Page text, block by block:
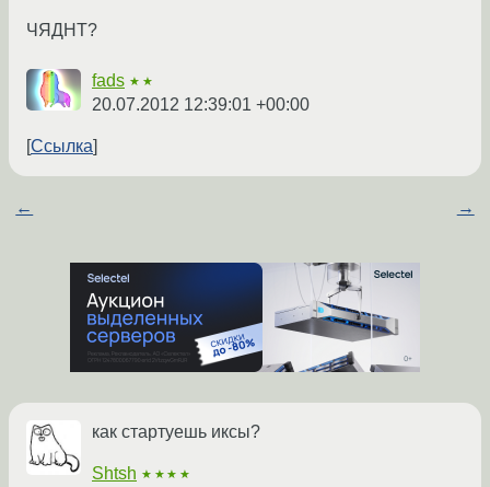
ЧЯДНТ?
fads ★★
20.07.2012 12:39:01 +00:00
Ссылка
← →
как стартуешь иксы?
Shtsh ★★★★